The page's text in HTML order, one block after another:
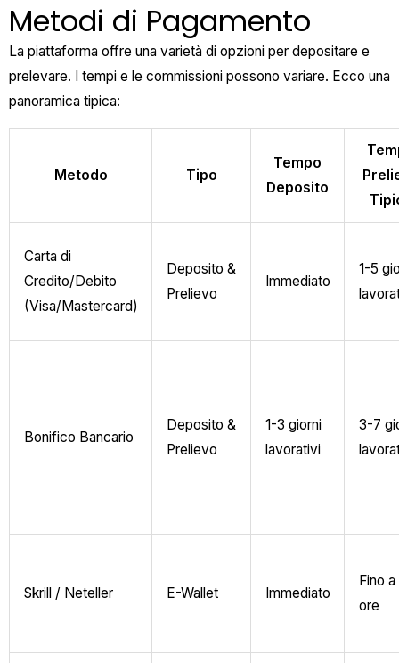
Metodi di Pagamento
La piattaforma offre una varietà di opzioni per depositare e
prelevare. I tempi e le commissioni possono variare. Ecco una
panoramica tipica:
Metodo Tipo
Tempo
Deposito
Carta di
Credito/Debito
(Visa/Mastercard)
Deposito &
Prelievo
Immediato
1-5
Bonifico Bancario
Deposito &
Prelievo
1-3 giorni
lavorativi
3-7
Skrill / Neteller E-Wallet Immediato
Fino
ore